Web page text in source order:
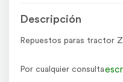
Descripción
Repuestos paras tractor
Por cualquier consulta